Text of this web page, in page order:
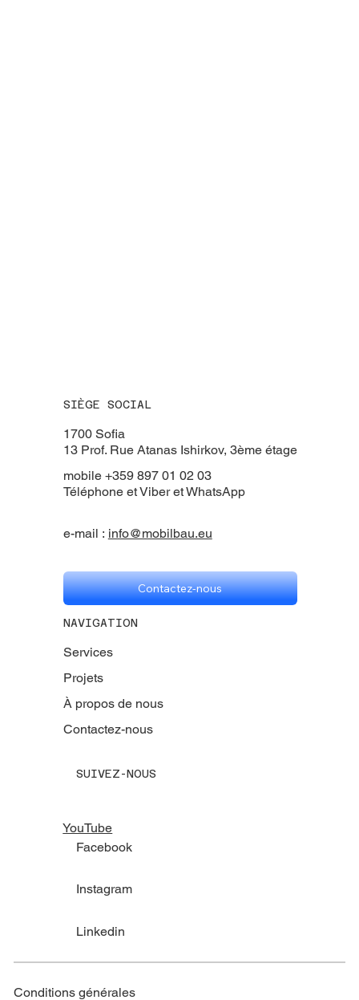
SIÈGE SOCIAL
​1700 Sofia
13 Prof. Rue Atanas Ishirkov, 3ème étage
mobile +359 897 01 02 03
Téléphone et Viber et WhatsApp
e-mail : info@mobilbau.eu
Contactez-nous
NAVIGATION
Services
Projets
À propos de nous
Contactez-nous
SUIVEZ-NOUS
Facebook
YouTube
Instagram
Linkedin
Conditions générales